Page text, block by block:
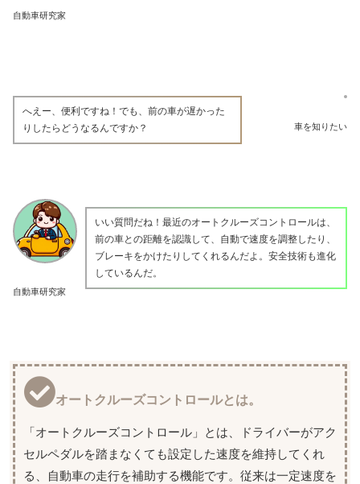
自動車研究家
車を知りたい
へえー、便利ですね！でも、前の車が遅かった
りしたらどうなるんですか？
自動車研究家
いい質問だね！最近のオートクルーズコントロールは、
前の車との距離を認識して、自動で速度を調整したり、
ブレーキをかけたりしてくれるんだよ。安全技術も進化
しているんだ。
オートクルーズコントロールとは。
「オートクルーズコントロール」とは、ドライバーがアク
セルペダルを踏まなくても設定した速度を維持してくれ
る、自動車の走行を補助する機能です。従来は一定速度を